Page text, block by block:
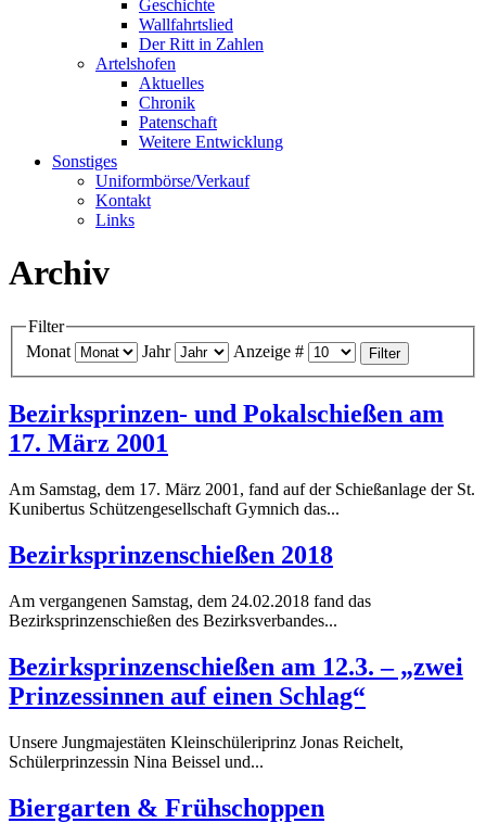
Geschichte
Wallfahrtslied
Der Ritt in Zahlen
Artelshofen
Aktuelles
Chronik
Patenschaft
Weitere Entwicklung
Sonstiges
Uniformbörse/Verkauf
Kontakt
Links
Archiv
Filter
Monat
Jahr Anzeige # Filter
Bezirksprinzen- und Pokalschießen am
17. März 2001
Am Samstag, dem 17. März 2001, fand auf der Schießanlage der St.
Kunibertus Schützengesellschaft Gymnich das...
Bezirksprinzenschießen 2018
Am vergangenen Samstag, dem 24.02.2018 fand das
Bezirksprinzenschießen des Bezirksverbandes...
Bezirksprinzenschießen am 12.3. – „zwei
Prinzessinnen auf einen Schlag“
Unsere Jungmajestäten Kleinschüleriprinz Jonas Reichelt,
Schülerprinzessin Nina Beissel und...
Biergarten & Frühschoppen